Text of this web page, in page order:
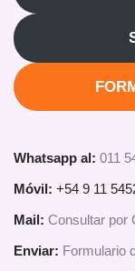
Whatsapp al: 011
Móvil: +54 9 11
Mail: Consultar por
Enviar: Formulario